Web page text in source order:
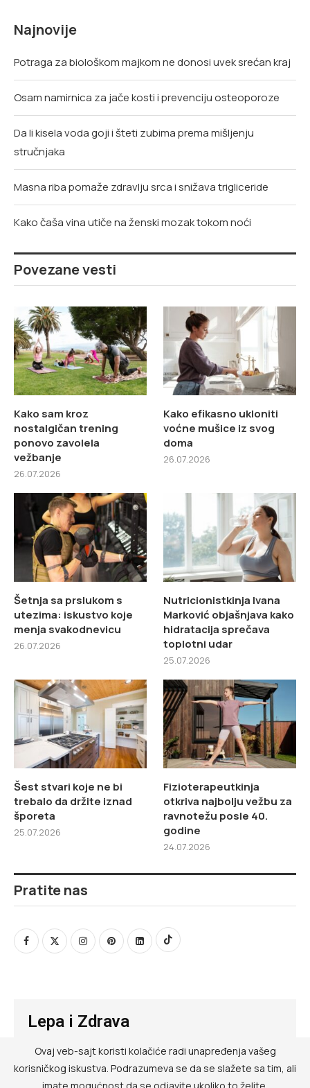
Najnovije
Potraga za biološkom majkom ne donosi uvek srećan kraj
Osam namirnica za jače kosti i prevenciju osteoporoze
Da li kisela voda goji i šteti zubima prema mišljenju
stručnjaka
Masna riba pomaže zdravlju srca i snižava trigliceride
Kako čaša vina utiče na ženski mozak tokom noći
Povezane vesti
Kako sam kroz
nostalgičan trening
ponovo zavolela
vežbanje
26.07.2026
Kako efikasno ukloniti
voćne mušice iz svog
doma
26.07.2026
Šetnja sa prslukom s
utezima: iskustvo koje
menja svakodnevicu
26.07.2026
Nutricionistkinja Ivana
Marković objašnjava kako
hidratacija sprečava
toplotni udar
25.07.2026
Šest stvari koje ne bi
trebalo da držite iznad
šporeta
25.07.2026
Fizioterapeutkinja
otkriva najbolju vežbu za
ravnotežu posle 40.
godine
24.07.2026
Pratite nas
Lepa i Zdrava
@ RED MEDIA GROUP 2026
Ovaj veb-sajt koristi kolačiće radi unapređenja vašeg
korisničkog iskustva. Podrazumeva se da se slažete sa tim, ali